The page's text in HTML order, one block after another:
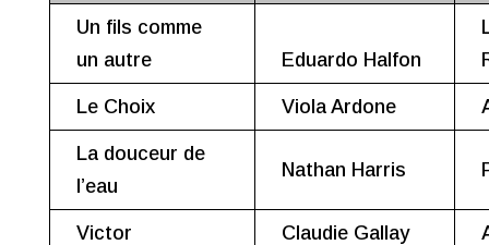
Un fils comme
un autre
Eduardo Halfon
Le Choix Viola Ardone
La douceur de
l’eau
Nathan Harris
Victor Claudie Gallay